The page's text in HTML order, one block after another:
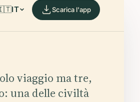
IT Scarica l'app
viaggio ma tre,
una delle civiltà